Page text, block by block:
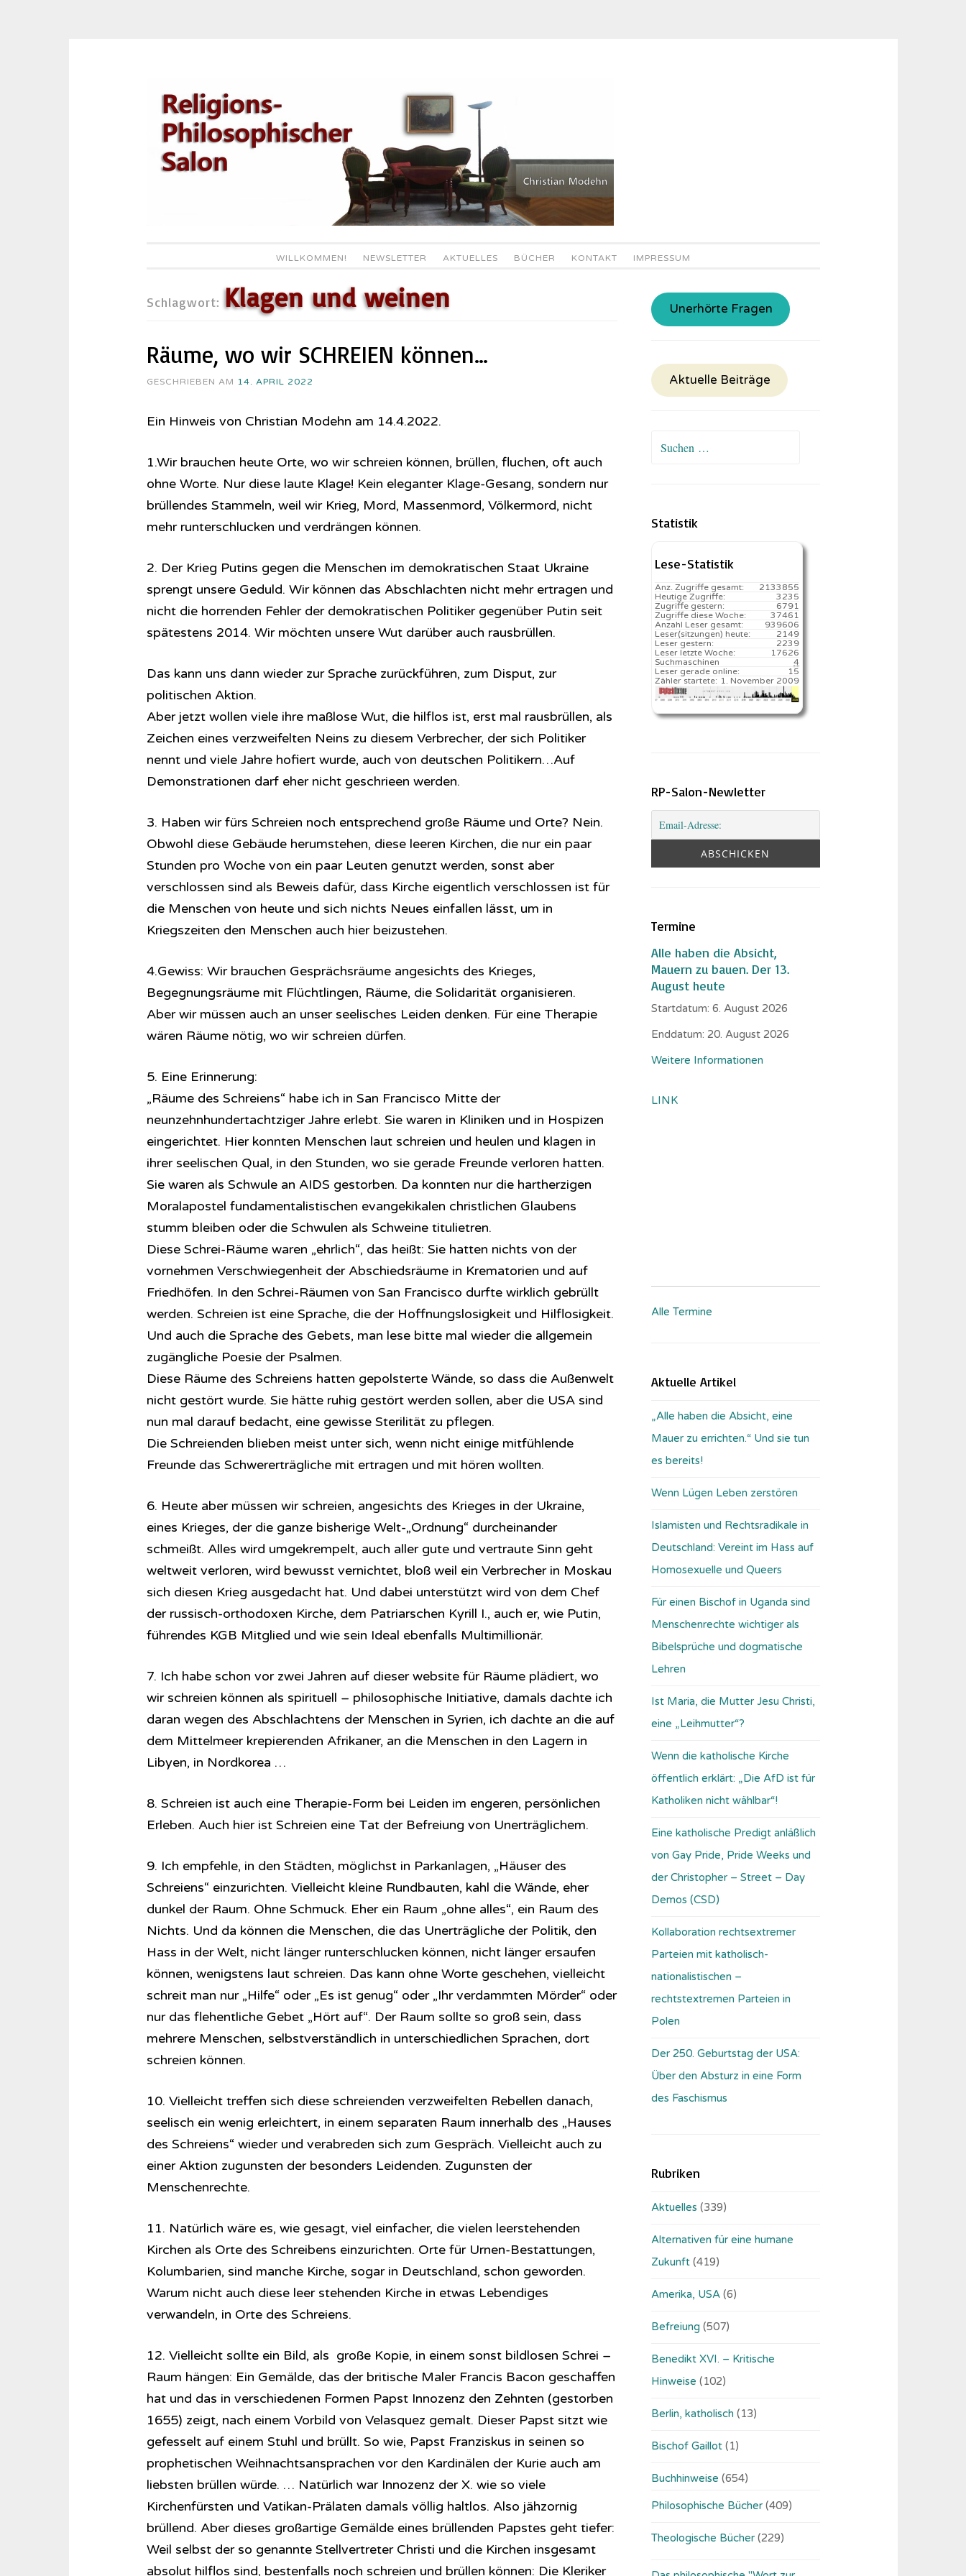
Inhalt
springen
WILLKOMMEN! NEWSLETTER AKTUELLES BÜCHER KONTAKT IMPRESSUM
Schlagwort: Klagen und weinen
Räume, wo wir SCHREIEN können…
GESCHRIEBEN AM 14. APRIL 2022
Ein Hinweis von Christian Modehn am 14.4.2022.
1.Wir brauchen heute Orte, wo wir schreien können, brüllen, fluchen, oft auch
ohne Worte. Nur diese laute Klage! Kein eleganter Klage-Gesang, sondern nur
brüllendes Stammeln, weil wir Krieg, Mord, Massenmord, Völkermord, nicht
mehr runterschlucken und verdrängen können.
2. Der Krieg Putins gegen die Menschen im demokratischen Staat Ukraine
sprengt unsere Geduld. Wir können das Abschlachten nicht mehr ertragen und
nicht die horrenden Fehler der demokratischen Politiker gegenüber Putin seit
spätestens 2014. Wir möchten unsere Wut darüber auch rausbrüllen.
Das kann uns dann wieder zur Sprache zurückführen, zum Disput, zur
politischen Aktion.
Aber jetzt wollen viele ihre maßlose Wut, die hilflos ist, erst mal rausbrüllen, als
Zeichen eines verzweifelten Neins zu diesem Verbrecher, der sich Politiker
nennt und viele Jahre hofiert wurde, auch von deutschen Politikern…Auf
Demonstrationen darf eher nicht geschrieen werden.
3. Haben wir fürs Schreien noch entsprechend große Räume und Orte? Nein.
Obwohl diese Gebäude herumstehen, diese leeren Kirchen, die nur ein paar
Stunden pro Woche von ein paar Leuten genutzt werden, sonst aber
verschlossen sind als Beweis dafür, dass Kirche eigentlich verschlossen ist für
die Menschen von heute und sich nichts Neues einfallen lässt, um in
Kriegszeiten den Menschen auch hier beizustehen.
4.Gewiss: Wir brauchen Gesprächsräume angesichts des Krieges,
Begegnungsräume mit Flüchtlingen, Räume, die Solidarität organisieren.
Aber wir müssen auch an unser seelisches Leiden denken. Für eine Therapie
wären Räume nötig, wo wir schreien dürfen.
5. Eine Erinnerung:
„Räume des Schreiens“ habe ich in San Francisco Mitte der
neunzehnhundertachtziger Jahre erlebt. Sie waren in Kliniken und in Hospizen
eingerichtet. Hier konnten Menschen laut schreien und heulen und klagen in
ihrer seelischen Qual, in den Stunden, wo sie gerade Freunde verloren hatten.
Sie waren als Schwule an AIDS gestorben. Da konnten nur die hartherzigen
Moralapostel fundamentalistischen evangekikalen christlichen Glaubens
stumm bleiben oder die Schwulen als Schweine titulietren.
Diese Schrei-Räume waren „ehrlich“, das heißt: Sie hatten nichts von der
vornehmen Verschwiegenheit der Abschiedsräume in Krematorien und auf
Friedhöfen. In den Schrei-Räumen von San Francisco durfte wirklich gebrüllt
werden. Schreien ist eine Sprache, die der Hoffnungslosigkeit und Hilflosigkeit.
Und auch die Sprache des Gebets, man lese bitte mal wieder die allgemein
zugängliche Poesie der Psalmen.
Diese Räume des Schreiens hatten gepolsterte Wände, so dass die Außenwelt
nicht gestört wurde. Sie hätte ruhig gestört werden sollen, aber die USA sind
nun mal darauf bedacht, eine gewisse Sterilität zu pflegen.
Die Schreienden blieben meist unter sich, wenn nicht einige mitfühlende
Freunde das Schwererträgliche mit ertragen und mit hören wollten.
6. Heute aber müssen wir schreien, angesichts des Krieges in der Ukraine,
eines Krieges, der die ganze bisherige Welt-„Ordnung“ durcheinander
schmeißt. Alles wird umgekrempelt, auch aller gute und vertraute Sinn geht
weltweit verloren, wird bewusst vernichtet, bloß weil ein Verbrecher in Moskau
sich diesen Krieg ausgedacht hat. Und dabei unterstützt wird von dem Chef
der russisch-orthodoxen Kirche, dem Patriarschen Kyrill I., auch er, wie Putin,
führendes KGB Mitglied und wie sein Ideal ebenfalls Multimillionär.
7. Ich habe schon vor zwei Jahren auf dieser website für Räume plädiert, wo
wir schreien können als spirituell – philosophische Initiative, damals dachte ich
daran wegen des Abschlachtens der Menschen in Syrien, ich dachte an die auf
dem Mittelmeer krepierenden Afrikaner, an die Menschen in den Lagern in
Libyen, in Nordkorea …
8. Schreien ist auch eine Therapie-Form bei Leiden im engeren, persönlichen
Erleben. Auch hier ist Schreien eine Tat der Befreiung von Unerträglichem.
9. Ich empfehle, in den Städten, möglichst in Parkanlagen, „Häuser des
Schreiens“ einzurichten. Vielleicht kleine Rundbauten, kahl die Wände, eher
dunkel der Raum. Ohne Schmuck. Eher ein Raum „ohne alles“, ein Raum des
Nichts. Und da können die Menschen, die das Unerträgliche der Politik, den
Hass in der Welt, nicht länger runterschlucken können, nicht länger ersaufen
können, wenigstens laut schreien. Das kann ohne Worte geschehen, vielleicht
schreit man nur „Hilfe“ oder „Es ist genug“ oder „Ihr verdammten Mörder“ oder
nur das flehentliche Gebet „Hört auf“. Der Raum sollte so groß sein, dass
mehrere Menschen, selbstverständlich in unterschiedlichen Sprachen, dort
schreien können.
10. Vielleicht treffen sich diese schreienden verzweifelten Rebellen danach,
seelisch ein wenig erleichtert, in einem separaten Raum innerhalb des „Hauses
des Schreiens“ wieder und verabreden sich zum Gespräch. Vielleicht auch zu
einer Aktion zugunsten der besonders Leidenden. Zugunsten der
Menschenrechte.
11. Natürlich wäre es, wie gesagt, viel einfacher, die vielen leerstehenden
Kirchen als Orte des Schreibens einzurichten. Orte für Urnen-Bestattungen,
Kolumbarien, sind manche Kirche, sogar in Deutschland, schon geworden.
Warum nicht auch diese leer stehenden Kirche in etwas Lebendiges
verwandeln, in Orte des Schreiens.
12. Vielleicht sollte ein Bild, als große Kopie, in einem sonst bildlosen Schrei –
Raum hängen: Ein Gemälde, das der britische Maler Francis Bacon geschaffen
hat und das in verschiedenen Formen Papst Innozenz den Zehnten (gestorben
1655) zeigt, nach einem Vorbild von Velasquez gemalt. Dieser Papst sitzt wie
gefesselt auf einem Stuhl und brüllt. So wie, Papst Franziskus in seinen so
prophetischen Weihnachtsansprachen vor den Kardinälen der Kurie auch am
liebsten brüllen würde. … Natürlich war Innozenz der X. wie so viele
Kirchenfürsten und Vatikan-Prälaten damals völlig haltlos. Also jähzornig
brüllend. Aber dieses großartige Gemälde eines brüllenden Papstes geht tiefer:
Weil selbst der so genannte Stellvertreter Christi und die Kirchen insgesamt
absolut hilflos sind, bestenfalls noch schreien und brüllen können: Die Kleriker
Unerhörte Fragen
Aktuelle Beiträge
Suchen
Statistik
Lese-Statistik
2133855
Anz. Zugriffe gesamt:
3235
Heutige Zugriffe:
6791
Zugriffe gestern:
37461
Zugriffe diese Woche:
939606
Anzahl Leser gesamt:
2149️
Leser(sitzungen) heute:
2239
Leser gestern:
17626️
Leser letzte Woche:
4
Suchmaschinen
15
Leser gerade online:
1. November 2009
Zähler startete:
RP-Salon-Newletter
Termine
Alle haben die Absicht,
Mauern zu bauen. Der 13.
August heute
Startdatum:6. August 2026
Enddatum: 20. August 2026
Weitere Informationen
LINK
Alle Termine
Aktuelle Artikel
„Alle haben die Absicht, eine
Mauer zu errichten.“ Und sie tun
es bereits!
Wenn Lügen Leben zerstören
Islamisten und Rechtsradikale in
Deutschland: Vereint im Hass auf
Homosexuelle und Queers
Für einen Bischof in Uganda sind
Menschenrechte wichtiger als
Bibelsprüche und dogmatische
Lehren
Ist Maria, die Mutter Jesu Christi,
eine „Leihmutter“?
Wenn die katholische Kirche
öffentlich erklärt: „Die AfD ist für
Katholiken nicht wählbar“!
Eine katholische Predigt anläßlich
von Gay Pride, Pride Weeks und
der Christopher – Street – Day
Demos (CSD)
Kollaboration rechtsextremer
Parteien mit katholisch-
nationalistischen –
rechtstextremen Parteien in
Polen
Der 250. Geburtstag der USA:
Über den Absturz in eine Form
des Faschismus
Rubriken
Aktuelles (339)
Alternativen für eine humane
Zukunft (419)
Amerika, USA (6)
Befreiung (507)
Benedikt XVI. – Kritische
Hinweise (102)
Berlin, katholisch (13)
Bischof Gaillot (1)
Buchhinweise (654)
Philosophische Bücher (409)
Theologische Bücher (229)